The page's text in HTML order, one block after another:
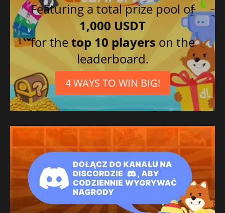
Featuring a total prize pool of
1,000 USDT
for thetop 10 players on the
leaderboard.
4 WAYS TO WIN BIG!